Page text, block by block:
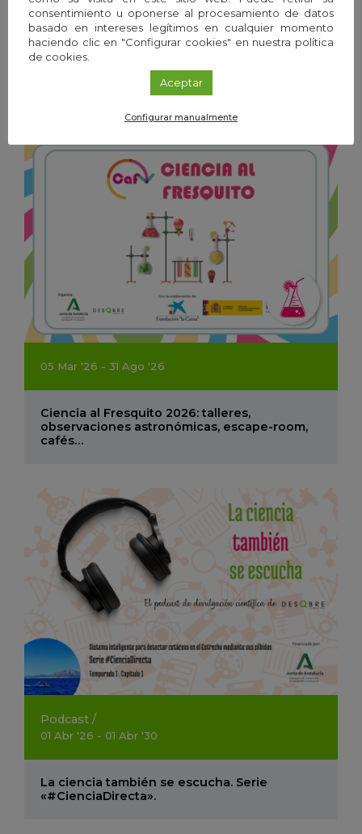
Exposición/Granada
20Ene '26 - 19Dic'26
Frío y calor. Las temperaturas de la vida
05 Mar '26 - 31 Ago '26
Ciencia al Fresquito 2026: talleres,
observaciones astronómicas, escape-room,
cafés…
Podcast /
01 Abr '26 - 01 Abr '30
La ciencia también se escucha. Serie
«#CienciaDirecta».
consentimiento u oponerse al procesamiento de datos
basado en intereses legítimos en cualquier momento
haciendo clic en "Configurar cookies" en nuestra política
de cookies.
Aceptar
Configurar manualmente